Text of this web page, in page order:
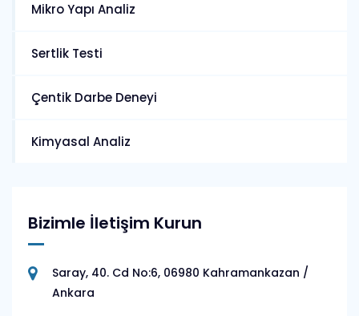
Mikro Yapı Analiz
Sertlik Testi
Çentik Darbe Deneyi
Kimyasal Analiz
Bizimle İletişim Kurun
Saray, 40. Cd No:6, 06980 Kahramankazan /
Ankara